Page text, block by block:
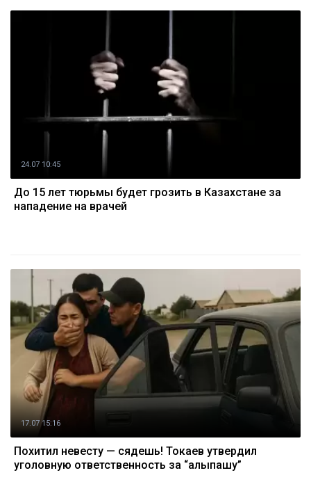
24.07 10:45
До 15 лет тюрьмы будет грозить в Казахстане за
нападение на врачей
17.07 15:16
Похитил невесту — сядешь! Токаев утвердил
уголовную ответственность за “алыпқашу”